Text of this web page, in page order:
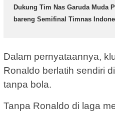
Dukung Tim Nas Garuda Muda
bareng Semifinal Timnas
Dalam pernyataannya,
Ronaldo berlatih sendiri
tanpa bola.
Tanpa Ronaldo di laga